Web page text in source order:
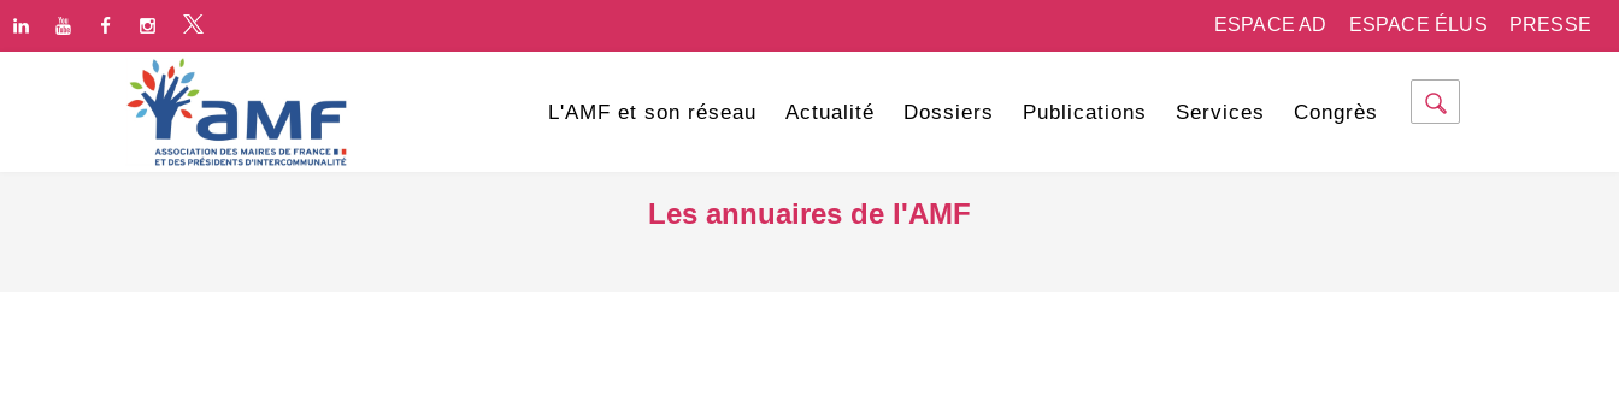
PRESSE
ESPACE ÉLUS
ESPACE AD
L'AMF et son réseau Actualité Dossiers Publications Services Congrès
Les annuaires de l'AMF